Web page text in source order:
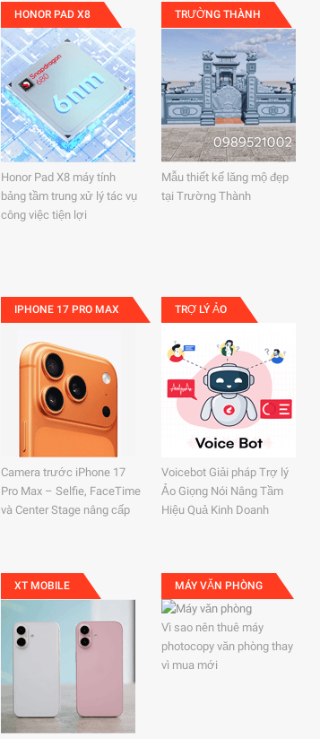
HONOR PAD X8
Honor Pad X8 máy tính
bảng tầm trung xử lý tác vụ
công việc tiện lợi
TRƯỜNG THÀNH
Mẫu thiết kế lăng mộ đẹp
tại Trường Thành
IPHONE 17 PRO MAX
Camera trước iPhone 17
Pro Max – Selfie, FaceTime
và Center Stage nâng cấp
TRỢ LÝ ẢO
Voicebot Giải pháp Trợ lý
Ảo Giọng Nói Nâng Tầm
Hiệu Quả Kinh Doanh
XT MOBILE MÁY VĂN PHÒNG
Vì sao nên thuê máy
photocopy văn phòng thay
vì mua mới